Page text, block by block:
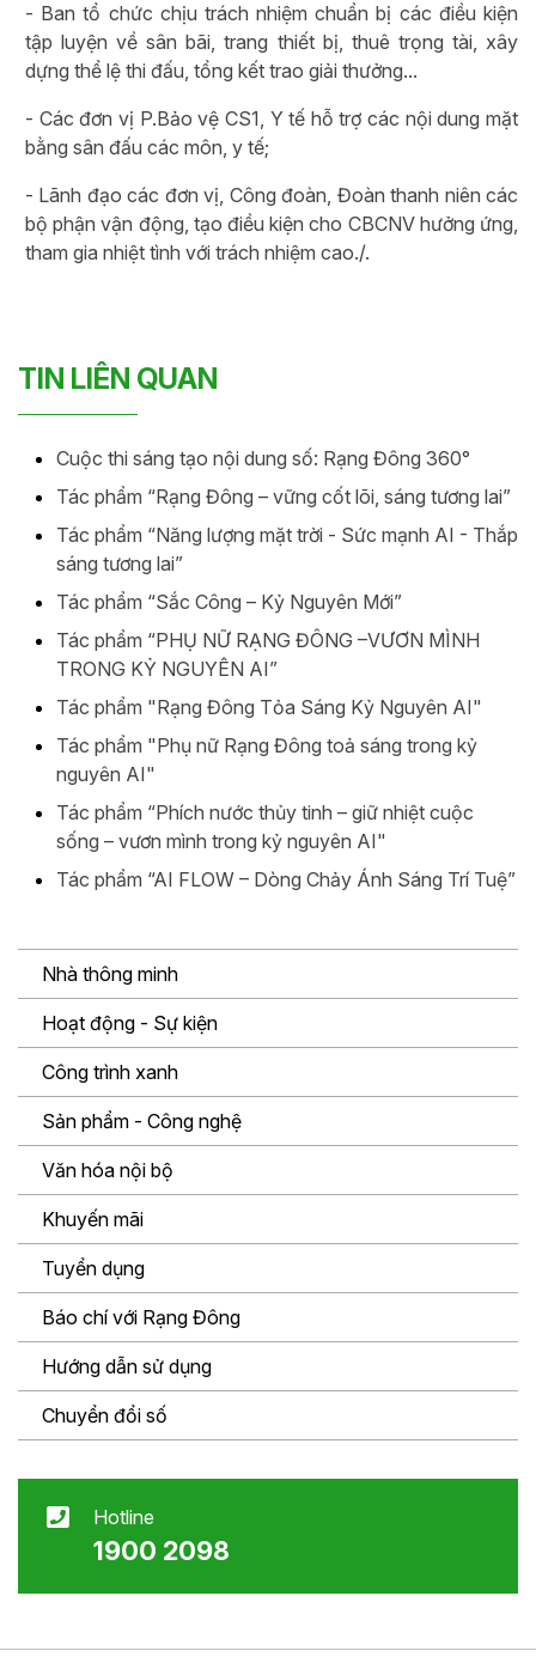
- Ban tổ chức chịu trách nhiệm chuẩn bị các điều kiện
tập luyện về sân bãi, trang thiết bị, thuê trọng tài, xây
dựng thể lệ thi đấu, tổng kết trao giải thưởng...
- Các đơn vị P.Bảo vệ CS1, Y tế hỗ trợ các nội dung mặt
bằng sân đấu các môn, y tế;
- Lãnh đạo các đơn vị, Công đoàn, Đoàn thanh niên các
bộ phận vận động, tạo điều kiện cho CBCNV hưởng ứng,
tham gia nhiệt tình với trách nhiệm cao./.
TIN LIÊN QUAN
Cuộc thi sáng tạo nội dung số: Rạng Đông 360°
Tác phẩm “Rạng Đông – vững cốt lõi, sáng tương lai”
Tác phẩm “Năng lượng mặt trời - Sức mạnh AI - Thắp
sáng tương lai”
Tác phẩm “Sắc Công – Kỷ Nguyên Mới”
Tác phẩm “PHỤ NỮ RẠNG ĐÔNG –VƯƠN MÌNH
TRONG KỶ NGUYÊN AI”
Tác phẩm "Rạng Đông Tỏa Sáng Kỷ Nguyên AI"
Tác phẩm "Phụ nữ Rạng Đông toả sáng trong kỷ
nguyên AI"
Tác phẩm “Phích nước thủy tinh – giữ nhiệt cuộc
sống – vươn mình trong kỷ nguyên AI"
Tác phẩm “AI FLOW – Dòng Chảy Ánh Sáng Trí Tuệ”
Nhà thông minh
Hoạt động - Sự kiện
Công trình xanh
Sản phẩm - Công nghệ
Văn hóa nội bộ
Khuyến mãi
Tuyển dụng
Báo chí với Rạng Đông
Hướng dẫn sử dụng
Chuyển đổi số
Hotline
1900 2098